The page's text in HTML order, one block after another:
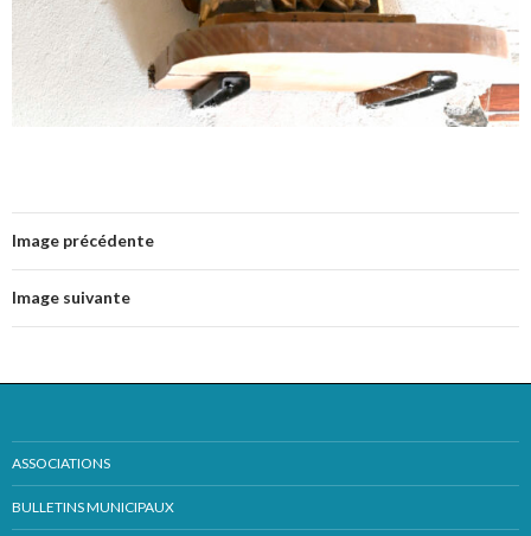
Image précédente
Image suivante
ASSOCIATIONS
BULLETINS MUNICIPAUX